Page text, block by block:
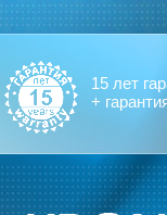
15 лет
+